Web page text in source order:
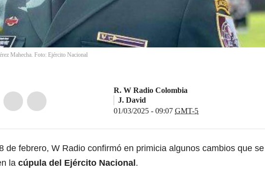
Mahecha. Foto: Ejército Nacional
R. W Radio Colombia
J. David
01/03/2025 - 09:07 GMT-5
de febrero, W Radio confirmó en primicia algunos cambios que se
la cúpula del Ejército Nacional .